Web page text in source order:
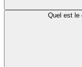
Quel est le